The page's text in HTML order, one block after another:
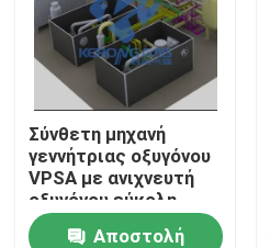
Επισκεψή εργοστασίου
Έλεγχος ποιότητας
Επικοινωνήστε μαζί μας
Ειδήσεις
Σύνθετη μηχανή
γεννήτριας οξυγόνου
VPSA με ανιχνευτή
οξυγόνου εύκολη
εγκατάσταση
Αποστολή